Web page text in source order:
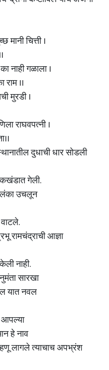
चित्ती ।
नाही गळाला ।
।।
मुरडी ।
राघवपत्नी ।
दुधाची धार सोडली
गेली.
उचलून
रामचंद्राची आज्ञा
नाही.
सारखा
यात नवल
आपल्या
हे नाव
लागले त्याचाच अपभ्रंश